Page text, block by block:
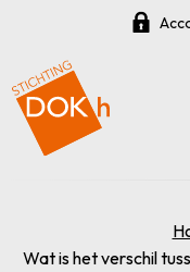
Wat is het verschil